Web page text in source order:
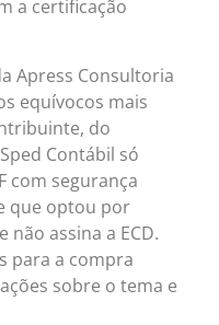
a certificação
Apress Consultoria
equívocos mais
do
Contábil só
com segurança
que optou por
assina a ECD.
para a compra
sobre o tema e